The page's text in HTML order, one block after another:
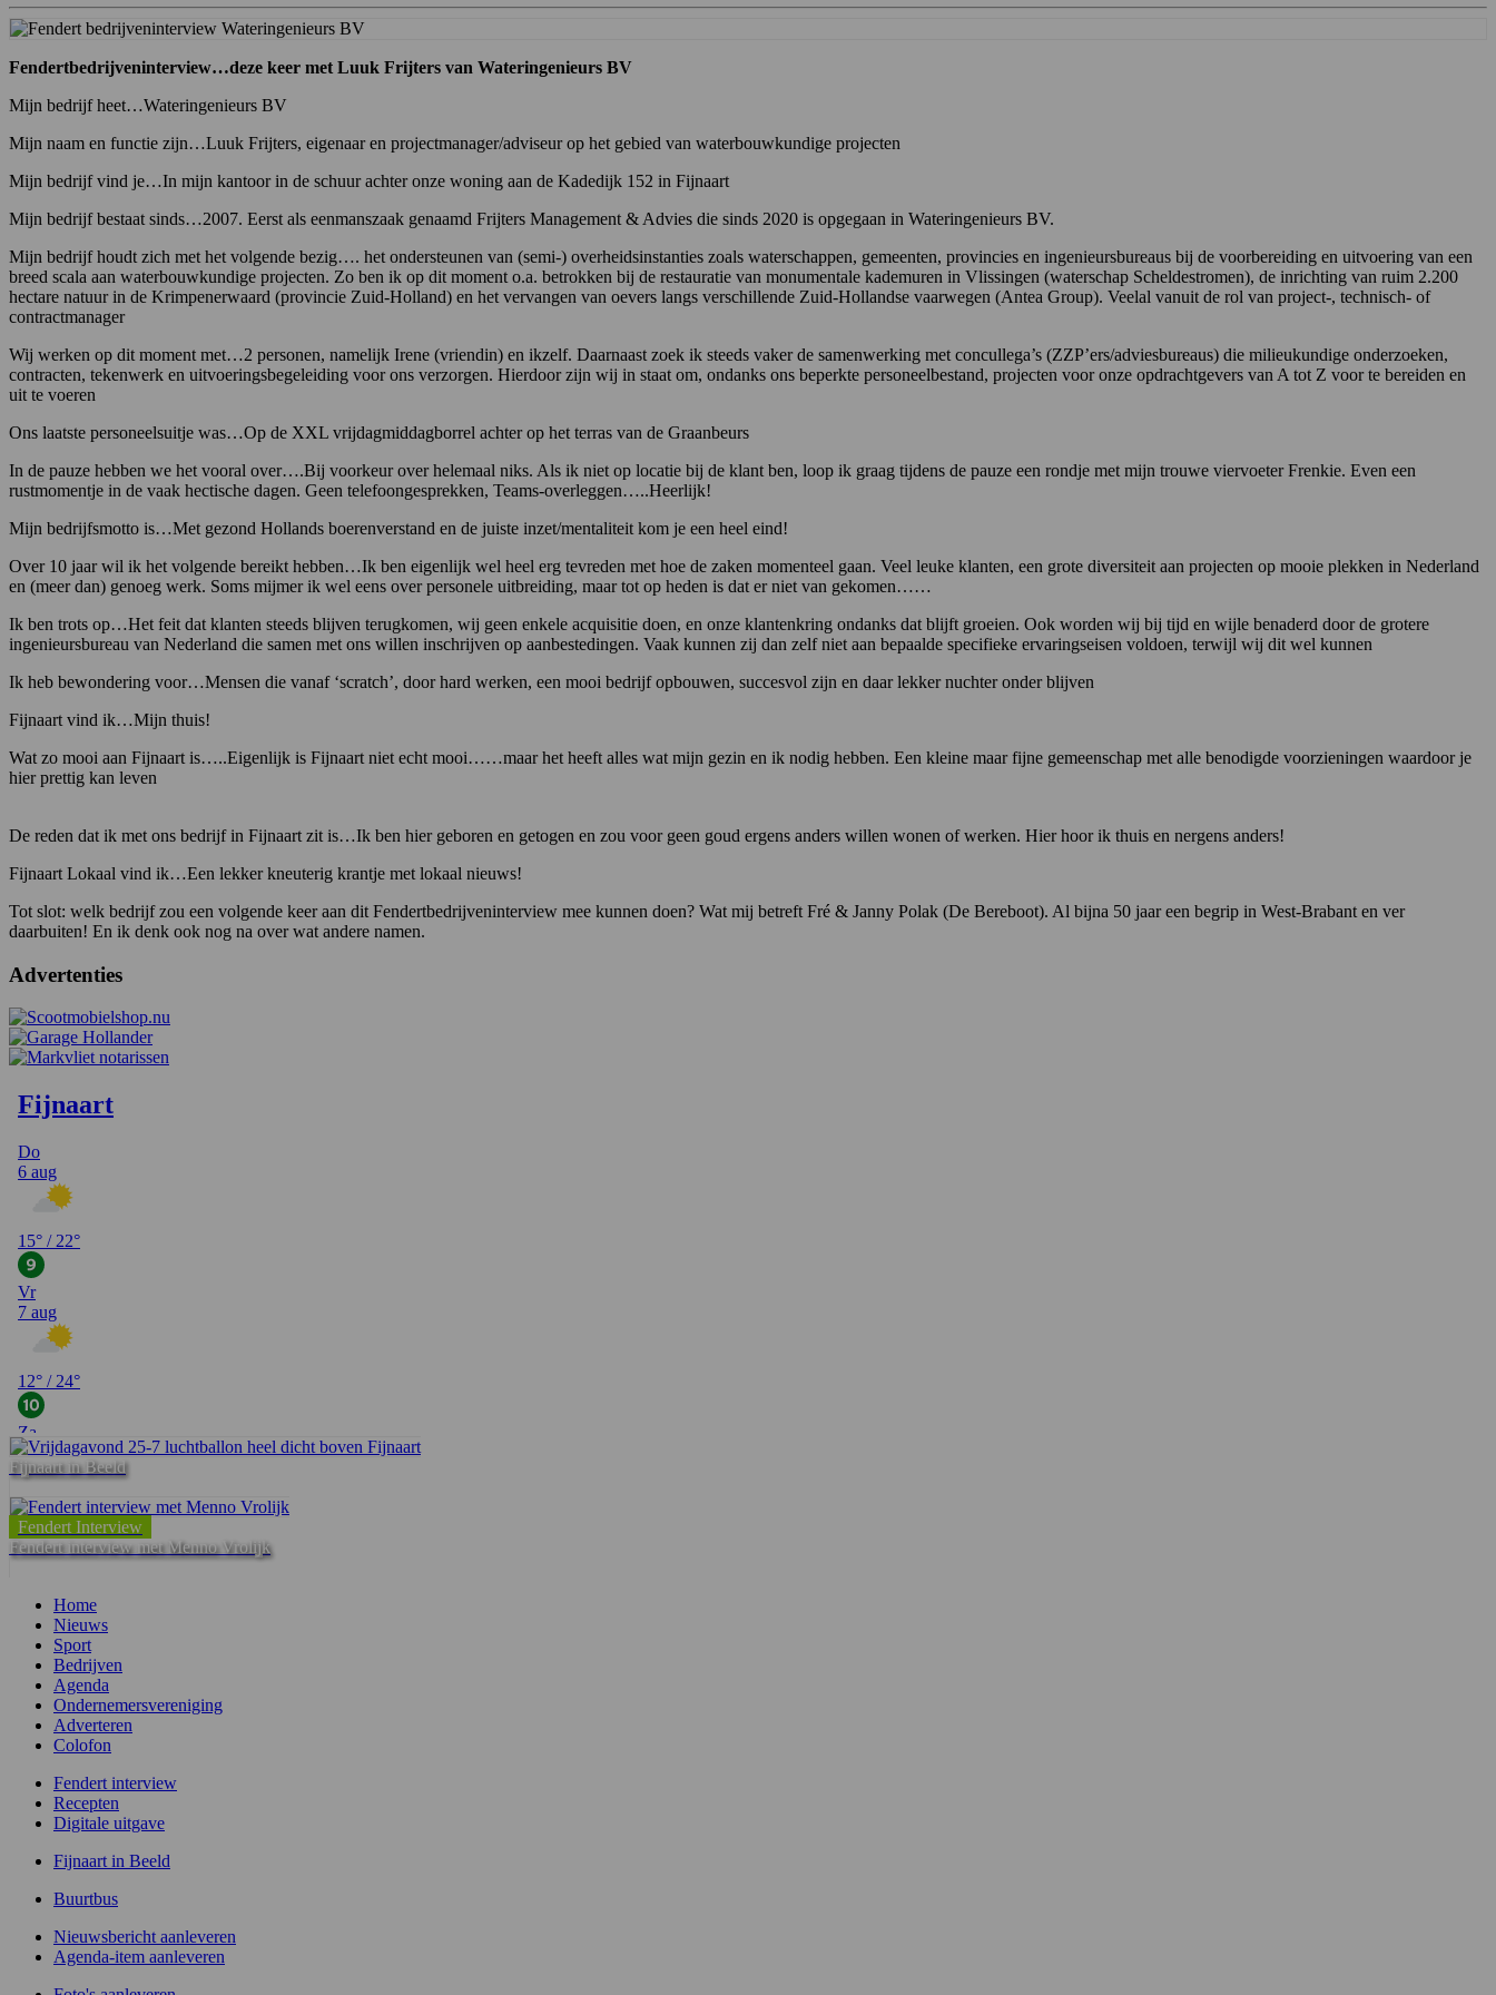
Fendertbedrijveninterview…deze keer met Luuk Frijters van Wateringenieurs BV
Mijn bedrijf heet…Wateringenieurs BV
Mijn naam en functie zijn…Luuk Frijters, eigenaar en projectmanager/adviseur op het gebied van waterbouwkundige projecten
Mijn bedrijf vind je…In mijn kantoor in de schuur achter onze woning aan de Kadedijk 152 in Fijnaart
Mijn bedrijf bestaat sinds…2007. Eerst als eenmanszaak genaamd Frijters Management & Advies die sinds 2020 is opgegaan in Wateringenieurs BV.
Mijn bedrijf houdt zich met het volgende bezig…. het ondersteunen van (semi-) overheidsinstanties zoals waterschappen, gemeenten, provincies en ingenieursbureaus bij de voorbereiding en uitvoering van een
breed scala aan waterbouwkundige projecten. Zo ben ik op dit moment o.a. betrokken bij de restauratie van monumentale kademuren in Vlissingen (waterschap Scheldestromen), de inrichting van ruim 2.200
hectare natuur in de Krimpenerwaard (provincie Zuid-Holland) en het vervangen van oevers langs verschillende Zuid-Hollandse vaarwegen (Antea Group). Veelal vanuit de rol van project-, technisch- of
contractmanager
Wij werken op dit moment met…2 personen, namelijk Irene (vriendin) en ikzelf. Daarnaast zoek ik steeds vaker de samenwerking met concullega’s (ZZP’ers/adviesbureaus) die milieukundige onderzoeken,
contracten, tekenwerk en uitvoeringsbegeleiding voor ons verzorgen. Hierdoor zijn wij in staat om, ondanks ons beperkte personeelbestand, projecten voor onze opdrachtgevers van A tot Z voor te bereiden en
uit te voeren
Ons laatste personeelsuitje was…Op de XXL vrijdagmiddagborrel achter op het terras van de Graanbeurs
In de pauze hebben we het vooral over….Bij voorkeur over helemaal niks. Als ik niet op locatie bij de klant ben, loop ik graag tijdens de pauze een rondje met mijn trouwe viervoeter Frenkie. Even een
rustmomentje in de vaak hectische dagen. Geen telefoongesprekken, Teams-overleggen…..Heerlijk!
Mijn bedrijfsmotto is…Met gezond Hollands boerenverstand en de juiste inzet/mentaliteit kom je een heel eind!
Over 10 jaar wil ik het volgende bereikt hebben…Ik ben eigenlijk wel heel erg tevreden met hoe de zaken momenteel gaan. Veel leuke klanten, een grote diversiteit aan projecten op mooie plekken in Nederland
en (meer dan) genoeg werk. Soms mijmer ik wel eens over personele uitbreiding, maar tot op heden is dat er niet van gekomen……
Ik ben trots op…Het feit dat klanten steeds blijven terugkomen, wij geen enkele acquisitie doen, en onze klantenkring ondanks dat blijft groeien. Ook worden wij bij tijd en wijle benaderd door de grotere
ingenieursbureau van Nederland die samen met ons willen inschrijven op aanbestedingen. Vaak kunnen zij dan zelf niet aan bepaalde specifieke ervaringseisen voldoen, terwijl wij dit wel kunnen
Ik heb bewondering voor…Mensen die vanaf ‘scratch’, door hard werken, een mooi bedrijf opbouwen, succesvol zijn en daar lekker nuchter onder blijven
Fijnaart vind ik…Mijn thuis!
Wat zo mooi aan Fijnaart is…..Eigenlijk is Fijnaart niet echt mooi……maar het heeft alles wat mijn gezin en ik nodig hebben. Een kleine maar fijne gemeenschap met alle benodigde voorzieningen waardoor je
hier prettig kan leven
De reden dat ik met ons bedrijf in Fijnaart zit is…Ik ben hier geboren en getogen en zou voor geen goud ergens anders willen wonen of werken. Hier hoor ik thuis en nergens anders!
Fijnaart Lokaal vind ik…Een lekker kneuterig krantje met lokaal nieuws!
Tot slot: welk bedrijf zou een volgende keer aan dit Fendertbedrijveninterview mee kunnen doen? Wat mij betreft Fré & Janny Polak (De Bereboot). Al bijna 50 jaar een begrip in West-Brabant en ver
daarbuiten! En ik denk ook nog na over wat andere namen.
Advertenties
Fijnaart in Beeld
Fendert Interview
Fendert interview met Menno Vrolijk
Home
Nieuws
Sport
Bedrijven
Agenda
Ondernemersvereniging
Adverteren
Colofon
Fendert interview
Recepten
Digitale uitgave
Fijnaart in Beeld
Buurtbus
Nieuwsbericht aanleveren
Agenda-item aanleveren